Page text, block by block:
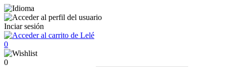
Inciar sesión
0
0